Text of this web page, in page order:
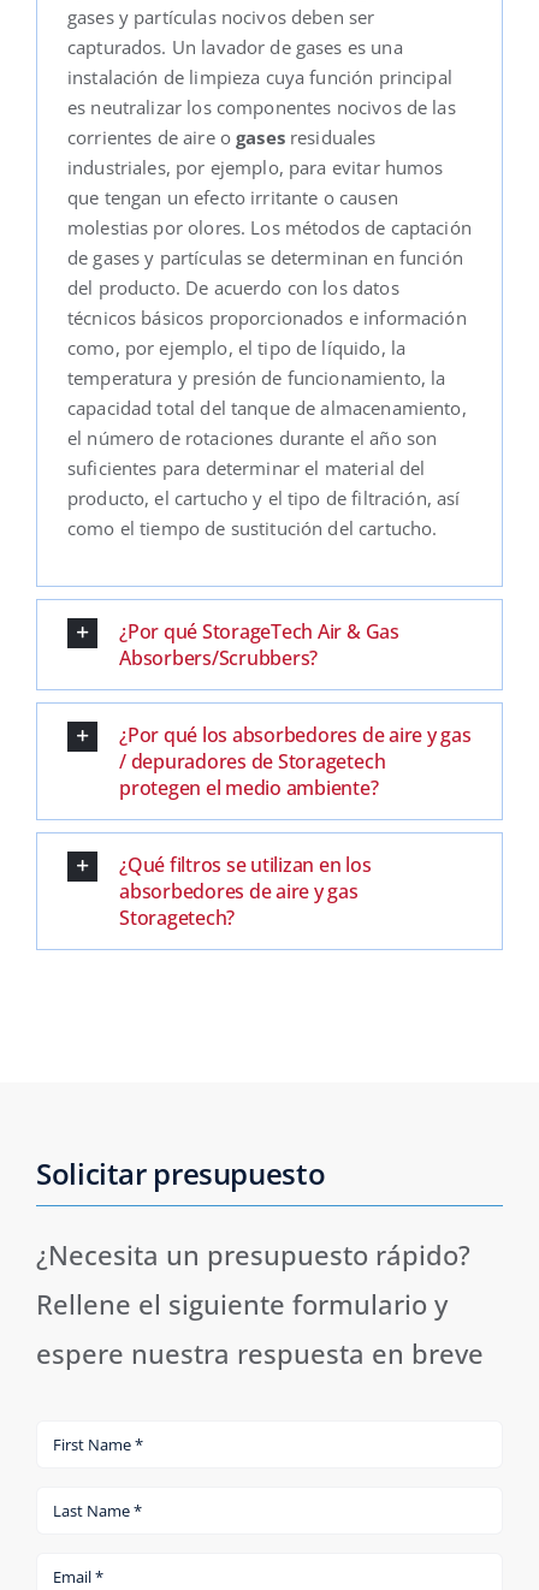
gases y partículas nocivos deben ser
capturados. Un lavador de gases es una
instalación de limpieza cuya función principal
es neutralizar los componentes nocivos de las
corrientes de aire ogases residuales
industriales, por ejemplo, para evitar humos
que tengan un efecto irritante o causen
molestias por olores. Los métodos de captación
de gases y partículas se determinan en función
del producto. De acuerdo con los datos
técnicos básicos proporcionados e información
como, por ejemplo, el tipo de líquido, la
temperatura y presión de funcionamiento, la
capacidad total del tanque de almacenamiento,
el número de rotaciones durante el año son
suficientes para determinar el material del
producto, el cartucho y el tipo de filtración, así
como el tiempo de sustitución del cartucho.
¿Por qué StorageTech Air & Gas
Absorbers/Scrubbers?
¿Por qué los absorbedores de aire y gas
/ depuradores de Storagetech
protegen el medio ambiente?
¿Qué filtros se utilizan en los
absorbedores de aire y gas
Storagetech?
Solicitar presupuesto
¿Necesita un presupuesto rápido?
Rellene el siguiente formulario y
espere nuestra respuesta en breve